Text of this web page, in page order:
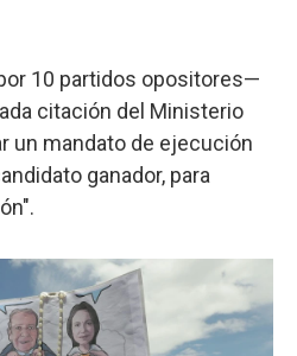
10 partidos opositores—
citación del Ministerio
un mandato de ejecución
ganador, para